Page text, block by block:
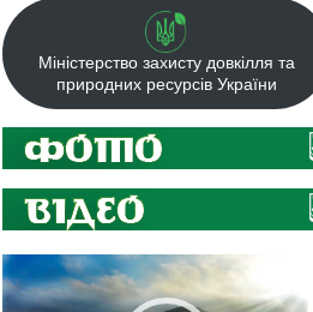
Міністерство захисту довкілля та
природних ресурсів України
Відеопрогравач